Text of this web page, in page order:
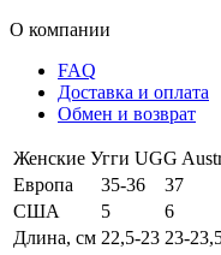
О компании
FAQ
Доставка и оплата
Обмен и возврат
Женские Угги UGG
Европа
35-36 37
США
5 6
Длина, см 22,5-23 23-